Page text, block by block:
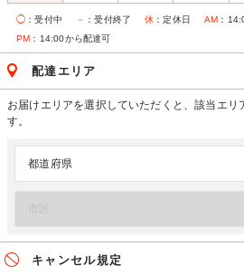
◯ ：受付中 － ：受付終了 休 ：定休日 AM ：
PM ：14:00から配達可
配達エリア
お届けエリアを選択していただくと、該当エリ
す。
キャンセル規定